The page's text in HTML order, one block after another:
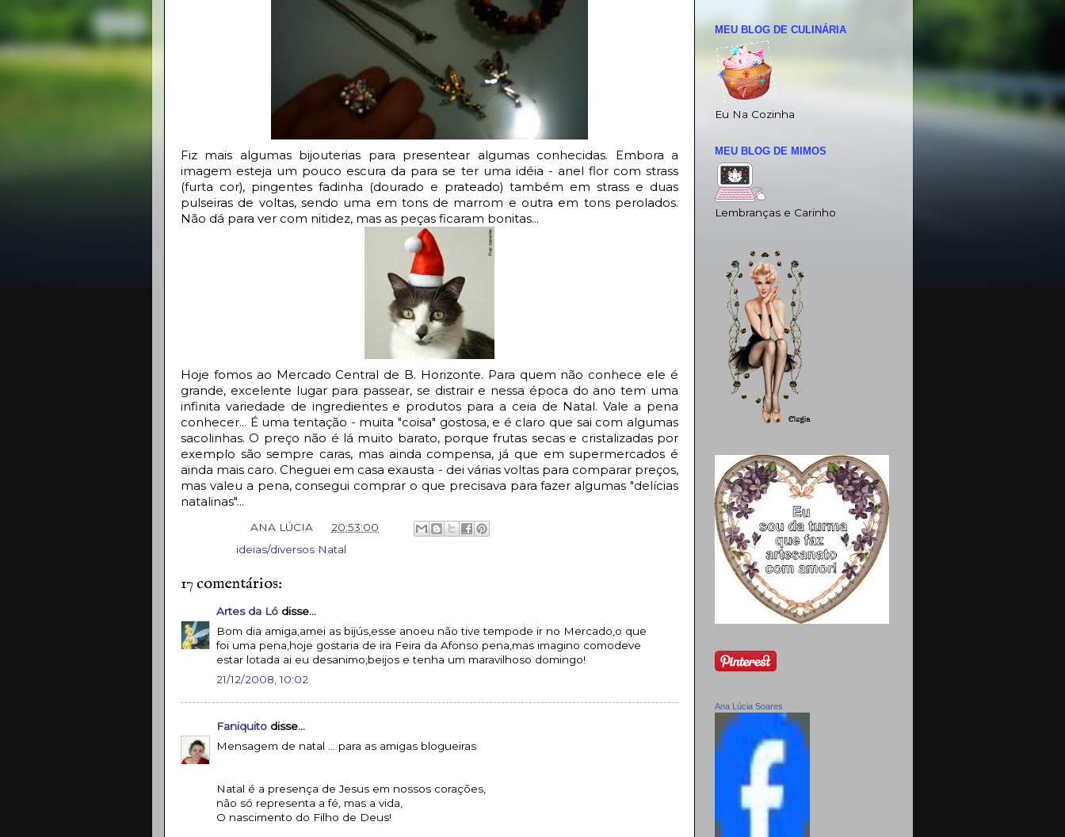
Fiz mais algumas bijouterias para presentear algumas conhecidas. Embora a
imagem esteja um pouco escura da para se ter uma idéia - anel flor com strass
(furta cor), pingentes fadinha (dourado e prateado) também em strass e duas
pulseiras de voltas, sendo uma em tons de marrom e outra em tons perolados.
Não dá para ver com nitidez, mas as peças ficaram bonitas...
Hoje fomos ao Mercado Central de B. Horizonte. Para quem não conhece ele é
grande, excelente lugar para passear, se distrair e nessa época do ano tem uma
infinita variedade de ingredientes e produtos para a ceia de Natal. Vale a pena
conhecer... É uma tentação - muita "coisa" gostosa, e é claro que sai com algumas
sacolinhas. O preço não é lá muito barato, porque frutas secas e cristalizadas por
exemplo são sempre caras, mas ainda compensa, já que em supermercados é
ainda mais caro. Cheguei em casa exausta - dei várias voltas para comparar preços,
mas valeu a pena, consegui comprar o que precisava para fazer algumas "delícias
natalinas"...
ANA LÚCIA
20:53:00
ideias/diversos Natal
17 comentários:
Artes da Ló disse...
Bom dia amiga,amei as bijús,esse anoeu não tive tempode ir no Mercado,o que
foi uma pena,hoje gostaria de ira Feira da Afonso pena,mas imagino comodeve
estar lotada ai eu desanimo,beijos e tenha um maravilhoso domingo!
21/12/2008, 10:02
Faniquito disse...
Mensagem de natal ... para as amigas blogueiras
Natal é a presença de Jesus em nossos corações,
não só representa a fé, mas a vida,
O nascimento do Filho de Deus!
MEU BLOG DE CULINÁRIA
Eu Na Cozinha
MEU BLOG DE MIMOS
Lembranças e Carinho
Ana Lúcia Soares